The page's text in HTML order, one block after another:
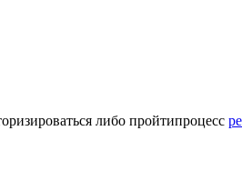
либо пройтипроцесс